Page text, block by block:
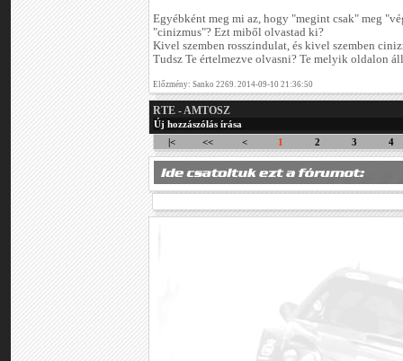
Egyébként meg mi az, hogy "megint csak" meg
"cinizmus"? Ezt miből olvastad ki?
Kivel szemben rosszindulat, és kivel szemben
Tudsz Te értelmezve olvasni? Te melyik oldalon
Előzmény: Sanko 2269. 2014-09-10 21:36:50
RTE - AMTOSZ
Új hozzászólás írása
|<
<< < 1 2 3 4